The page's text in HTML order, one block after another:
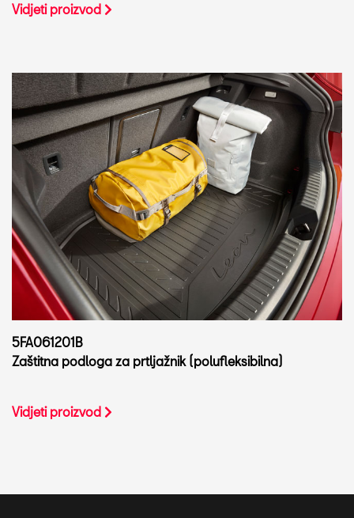
Vidjeti proizvod
5FA061201B
Zaštitna podloga za prtljažnik (polufleksibilna)
Vidjeti proizvod